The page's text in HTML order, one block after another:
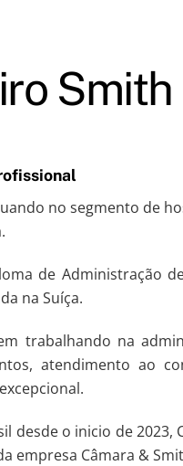
Smith
no segmento de
de Administração
na Suíça.
trabalhando na
atendimento ao
desde o inicio de
empresa Câmara &